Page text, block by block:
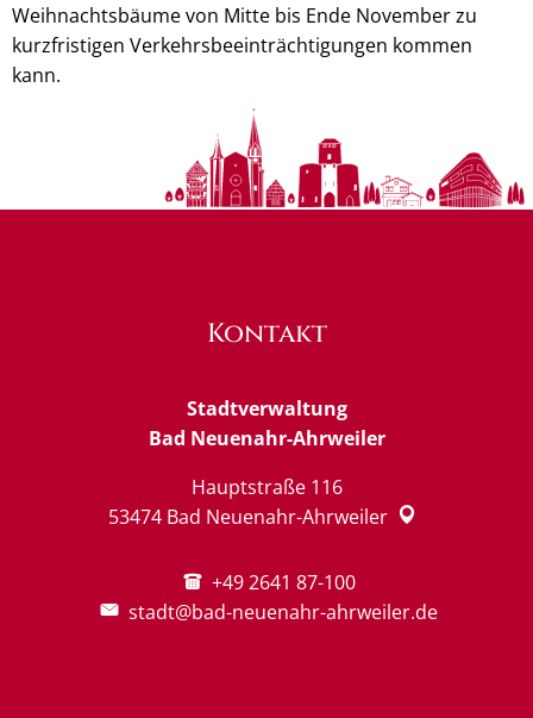
Weihnachtsbäume von Mitte bis Ende November zu
kurzfristigen Verkehrsbeeinträchtigungen kommen
kann.
Kontakt
Stadtverwaltung
Bad Neuenahr-Ahrweiler
Hauptstraße 116
53474 Bad Neuenahr-Ahrweiler
+49 2641 87-100
stadt@bad-neuenahr-ahrweiler.de